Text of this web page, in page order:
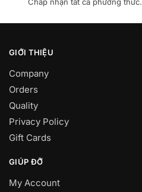
GIỚI THIỆU
Company
Orders
Quality
Privacy Policy
Gift Cards
GIÚP ĐỠ
My Account